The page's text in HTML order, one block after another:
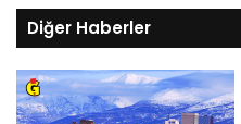
Diğer Haberler